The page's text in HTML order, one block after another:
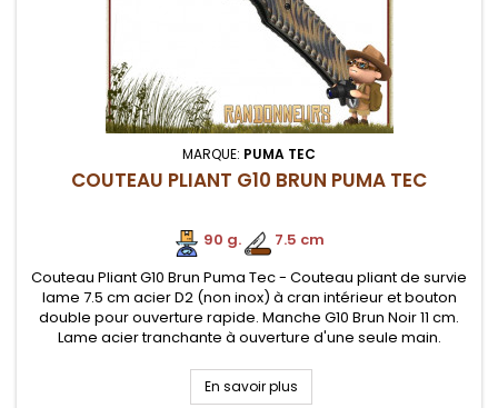
MARQUE: PUMA TEC
COUTEAU PLIANT G10 BRUN PUMA TEC
90 g.
7.5 cm
Couteau Pliant G10 Brun Puma Tec - Couteau pliant de survie
lame 7.5 cm acier D2 (non inox) à cran intérieur et bouton
double pour ouverture rapide. Manche G10 Brun Noir 11 cm.
Lame acier tranchante à ouverture d'une seule main.
En savoir plus